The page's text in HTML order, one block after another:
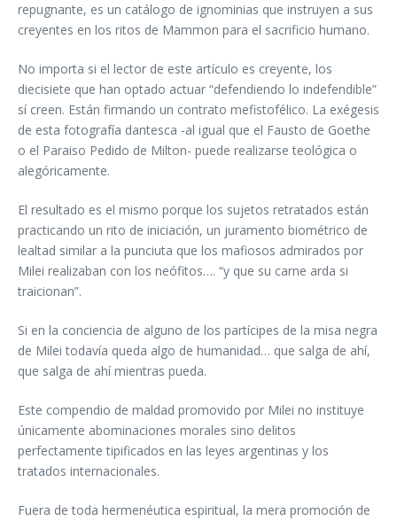
repugnante, es un catálogo de ignominias que instruyen a sus
creyentes en los ritos de Mammon para el sacrificio humano.
No importa si el lector de este artículo es creyente, los
diecisiete que han optado actuar “defendiendo lo indefendible”
sí creen. Están firmando un contrato mefistofélico. La exégesis
de esta fotografía dantesca -al igual que el Fausto de Goethe
o el Paraiso Pedido de Milton- puede realizarse teológica o
alegóricamente.
El resultado es el mismo porque los sujetos retratados están
practicando un rito de iniciación, un juramento biométrico de
lealtad similar a la punciuta que los mafiosos admirados por
Milei realizaban con los neófitos…. “y que su carne arda si
traicionan”.
Si en la conciencia de alguno de los partícipes de la misa negra
de Milei todavía queda algo de humanidad… que salga de ahí,
que salga de ahí mientras pueda.
Este compendio de maldad promovido por Milei no instituye
únicamente abominaciones morales sino delitos
perfectamente tipificados en las leyes argentinas y los
tratados internacionales.
Fuera de toda hermenéutica espiritual, la mera promoción de